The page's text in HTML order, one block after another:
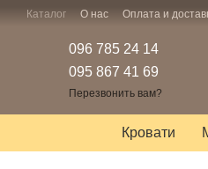
Перейти к основному контенту
Каталог О нас Оплата и
096 785 24 14
095 867 41 69
Перезвонить вам?
Кровати